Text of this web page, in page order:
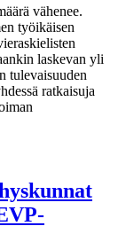
vähenee.
työikäisen
laskevan yli
tulevaisuuden
ratkaisuja